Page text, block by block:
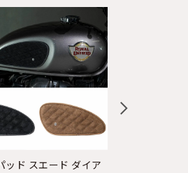
ッド スエード ダイア